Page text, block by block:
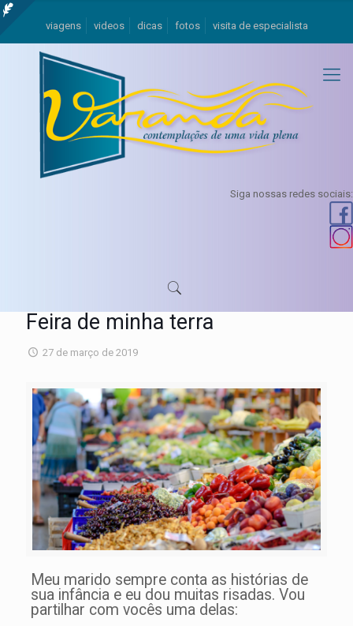
viagens videos dicas fotos visita de especialista
Siga nossas redes sociais:
Feira de minha terra
27 de março de 2019
Meu marido sempre conta as histórias de
sua infância e eu dou muitas risadas. Vou
partilhar com vocês uma delas: